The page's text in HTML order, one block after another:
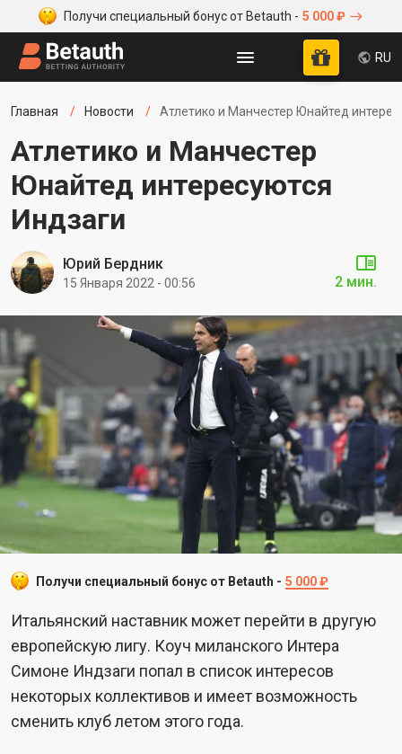
Получи специальный бонус от Betauth - 5 000 ₽
RU
Главная Новости Атлетико и Манчестер Юнайтед
Атлетико и Манчестер
Юнайтед интересуются
Индзаги
Юрий Бердник
15 Января 2022 - 00:56 2 мин.
Получи специальный бонус от Betauth - 5 000 ₽
Итальянский наставник может перейти в другую
европейскую лигу. Коуч миланского Интера
Симоне Индзаги попал в список интересов
некоторых коллективов и имеет возможность
сменить клуб летом этого года.